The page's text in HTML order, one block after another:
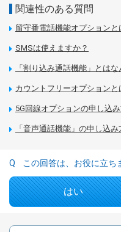
関連性のある質問
留守番電話機能オプションと
SMSは使えますか？
「割り込み通話機能」とはな
カウントフリーオプションと
5G回線オプションの申し込
「音声通話機能」の申し込
この回答は、お役に立ち
はい